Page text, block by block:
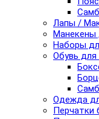
Лапы /
Манекены
Наборы
Обувь
Одежда
Перчатки